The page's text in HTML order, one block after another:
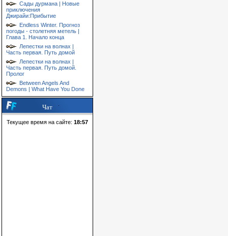
Сады дурмана | Новые
приключения
Джирайи:Прибытие
Endless Winter. Прогноз
погоды - столетняя метель |
Глава 1. Начало конца
Лепестки на волнах |
Часть первая. Путь домой
Лепестки на волнах |
Часть первая. Путь домой.
Пролог
Between Angels And
Demons | What Have You Done
Чат
Текущее время на сайте: 18:57